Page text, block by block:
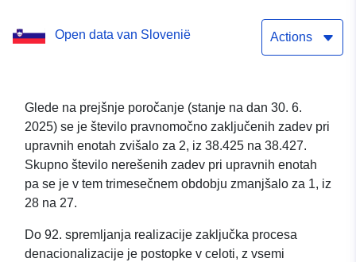
Open data van Slovenië Actions
Glede na prejšnje poročanje (stanje na dan 30. 6.
2025) se je število pravnomočno zaključenih zadev pri
upravnih enotah zvišalo za 2, iz 38.425 na 38.427.
Skupno število nerešenih zadev pri upravnih enotah
pa se je v tem trimesečnem obdobju zmanjšalo za 1, iz
28 na 27.
Do 92. spremljanja realizacije zaključka procesa
denacionalizacije je postopke v celoti, z vsemi